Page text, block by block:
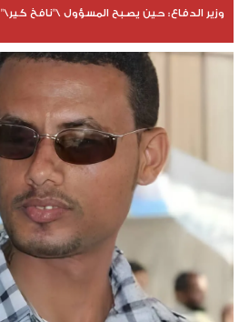
وزير الدفاع: حين يصبح المسؤول \"نافخ كير\"